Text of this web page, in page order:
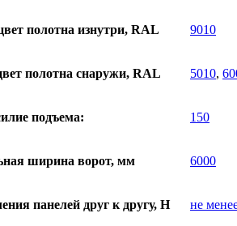
полотна изнутри, RAL 9010
полотна снаружи, RAL 5010,
подъема: 150
ширина ворот, мм 6000
панелей друг к другу, Н не